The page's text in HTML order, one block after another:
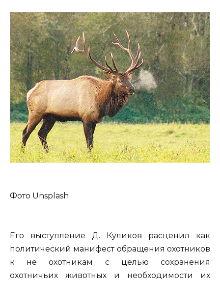
Фото Unsplash
Его выступление Д. Куликов расценил как
политический манифест обращения охотников
к не охотникам с целью сохранения
охотничьих животных и необходимости их